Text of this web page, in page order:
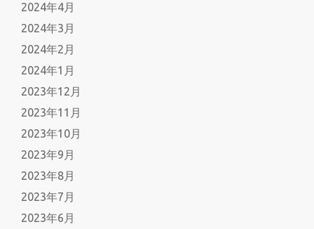
2024年4月
2024年3月
2024年2月
2024年1月
2023年12月
2023年11月
2023年10月
2023年9月
2023年8月
2023年7月
2023年6月